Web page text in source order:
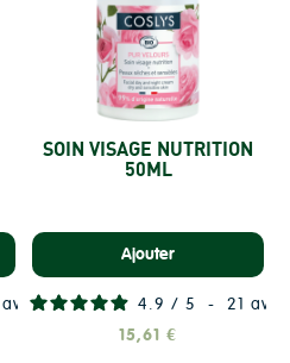
avis
SOIN VISAGE NUTRITION
50ML
Ajouter
4.9 / 5 - 21 avis
15,61 €